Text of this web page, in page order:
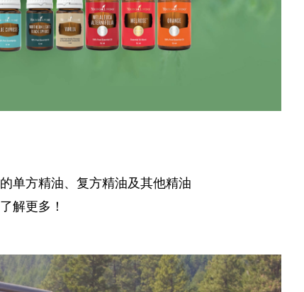
单方精油、复方精油及其他精油
解更多！